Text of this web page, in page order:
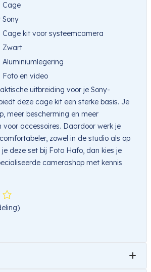
Cage
Sony
Cage kit voor systeemcamera
Zwart
Aluminiumlegering
Foto en video
uitbreiding voor je Sony-
deze cage kit een sterke basis. Je
meer bescherming en meer
voor accessoires. Daardoor werk je
zowel in de studio als op
deze set bij Foto Hafo, dan kies je
camerashop met kennis